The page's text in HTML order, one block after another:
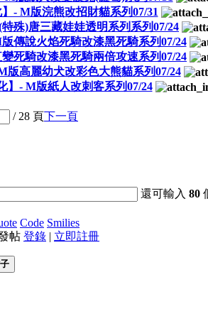
】- M版浣熊改招財貓系列07/31
特殊)唐三藏娃娃透明系列系列07/24
版傳說火焰死騎改漆黑死騎系列07/24
變死騎改漆黑死騎兩倍攻速系列07/24
版高麗幼犬改彩色大熊貓系列07/24
】- M版紙人改刺客系列07/24
/ 28 頁下一頁
還可輸入80
Code Smilies
帖 登錄 | 立即註冊